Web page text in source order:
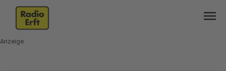
menu
Anzeige